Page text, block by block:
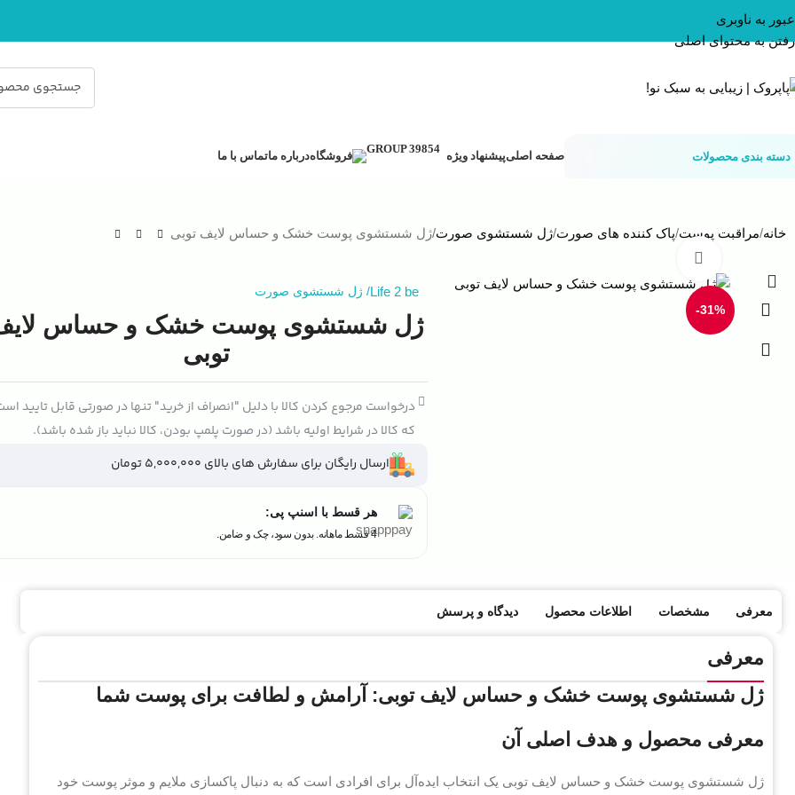
عبور به ناوبری
رفتن به محتوای اصلی
دسته بندی محصولات صفحه اصلیپیشنهاد ویژه فروشگاهدرباره ماتماس با ما
خانه مراقبت پوست پاک کننده های صورت ژل شستشوی صورت ژل شستشوی پوست خشک و حساس لایف توبی
-31%
Life 2 be
/ژل شستشوی صورت
ژل شستشوی پوست خشک و حساس
توبی
درخواست مرجوع کردن کالا با دلیل "انصراف از خرید" تنها در صورتی قابل تایید
که کالا در شرایط اولیه باشد (در صورت پلمپ بودن، کالا نباید باز شده باشد).
ارسال رایگان برای سفارش های بالای 5,000,000 تومان
هر قسط با اسنپ پی:
4 قسط ماهانه. بدون سود، چک و ضامن.
معرفی مشخصات اطلاعات محصول دیدگاه و پرسش
معرفی
ژل شستشوی پوست خشک و حساس لایف توبی: آرامش و لطافت برای پوست شما
معرفی محصول و هدف اصلی آن
ژل شستشوی پوست خشک و حساس لایف توبی یک انتخاب ایده‌آل برای افرادی است که به دنبال پاکسازی ملایم و موثر پوست خود